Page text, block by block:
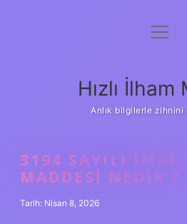
Anasayfa
Yasal Uyarı
menüyü
Hızlı İlham
Anlık bilgilerle zihnini
3194 SAYILI IMAR
MADDESI NEDIR ?
Tarih: Nisan 8, 2026